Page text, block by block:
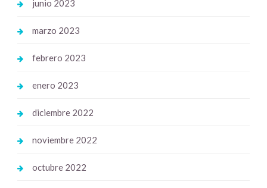
junio 2023
marzo 2023
febrero 2023
enero 2023
diciembre 2022
noviembre 2022
octubre 2022